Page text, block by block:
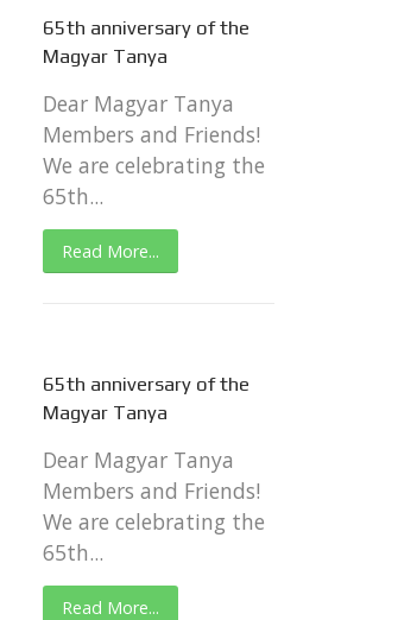
65th anniversary of the
Magyar Tanya
Dear Magyar Tanya
Members and Friends!
We are celebrating the
65th...
Read More...
65th anniversary of the
Magyar Tanya
Dear Magyar Tanya
Members and Friends!
We are celebrating the
65th...
Read More...